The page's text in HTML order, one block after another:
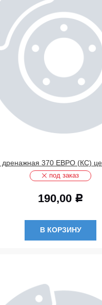
дренажная 370 ЕВРО (КС)
под заказ
190,00 Р
В КОРЗИНУ